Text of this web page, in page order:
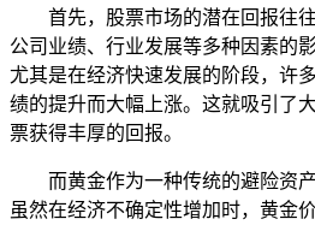
首先，股票市场的潜在回报往
公司业绩、行业发展等多种因素的
尤其是在经济快速发展的阶段，许
绩的提升而大幅上涨。这就吸引了
票获得丰厚的回报。
而黄金作为一种传统的避险资
虽然在经济不确定性增加时，黄金